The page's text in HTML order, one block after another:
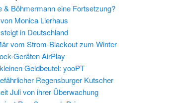
& Böhmermann eine Fortsetzung?
Monica Lierhaus
in Deutschland
vom Strom-Blackout zum Winter
Geräten AirPlay
Geldbeutel: yooPT
Regensburger Kutscher
Juli von ihrer Überwachung